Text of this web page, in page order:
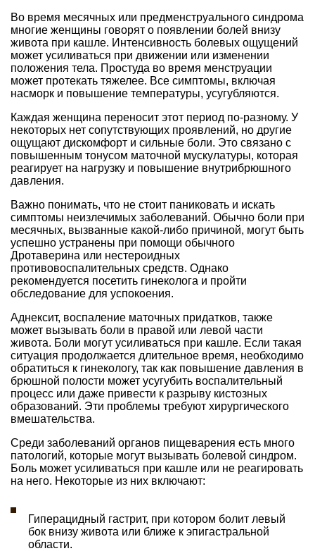
Во время месячных или предменструального синдрома
многие женщины говорят о появлении болей внизу
живота при кашле. Интенсивность болевых ощущений
может усиливаться при движении или изменении
положения тела. Простуда во время менструации
может протекать тяжелее. Все симптомы, включая
насморк и повышение температуры, усугубляются.
Каждая женщина переносит этот период по-разному. У
некоторых нет сопутствующих проявлений, но другие
ощущают дискомфорт и сильные боли. Это связано с
повышенным тонусом маточной мускулатуры, которая
реагирует на нагрузку и повышение внутрибрюшного
давления.
Важно понимать, что не стоит паниковать и искать
симптомы неизлечимых заболеваний. Обычно боли при
месячных, вызванные какой-либо причиной, могут быть
успешно устранены при помощи обычного
Дротаверина или нестероидных
противовоспалительных средств. Однако
рекомендуется посетить гинеколога и пройти
обследование для успокоения.
Аднексит, воспаление маточных придатков, также
может вызывать боли в правой или левой части
живота. Боли могут усиливаться при кашле. Если такая
ситуация продолжается длительное время, необходимо
обратиться к гинекологу, так как повышение давления в
брюшной полости может усугубить воспалительный
процесс или даже привести к разрыву кистозных
образований. Эти проблемы требуют хирургического
вмешательства.
Среди заболеваний органов пищеварения есть много
патологий, которые могут вызывать болевой синдром.
Боль может усиливаться при кашле или не реагировать
на него. Некоторые из них включают:
Гиперацидный гастрит, при котором болит левый
бок внизу живота или ближе к эпигастральной
области.